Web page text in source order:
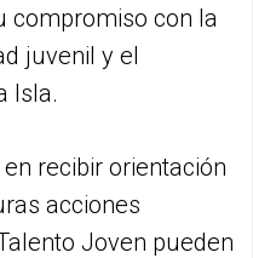
compromiso con la
juvenil y el
Isla.
recibir orientación
acciones
Joven pueden